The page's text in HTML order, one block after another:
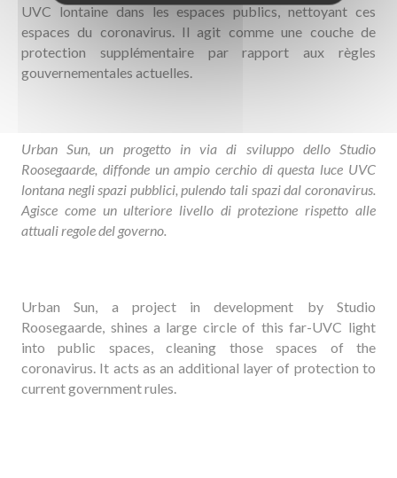
UVC lontaine dans les espaces publics, nettoyant ces
espaces du coronavirus. Il agit comme une couche de
protection supplémentaire par rapport aux règles
gouvernementales actuelles.
Urban Sun, un progetto in via di sviluppo dello Studio
Roosegaarde, diffonde un ampio cerchio di questa luce UVC
lontana negli spazi pubblici, pulendo tali spazi dal coronavirus.
Agisce come un ulteriore livello di protezione rispetto alle
attuali regole del governo.
Urban Sun, a project in development by Studio
Roosegaarde, shines a large circle of this far-UVC light
into public spaces, cleaning those spaces of the
coronavirus. It acts as an additional layer of protection to
current government rules.